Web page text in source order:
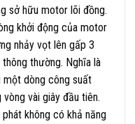
sở hữu motor lõi đồng.
khởi động của motor
nhảy vọt lên gấp 3
thường. Nghĩa là
một dòng công suất
vài giây đầu tiên.
không có khả năng